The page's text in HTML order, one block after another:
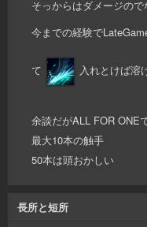
そっからはダメージの
今までの経験で
て 入れとけば溶
余談だがALL FOR ONE
最大10本の触手
50本は頭おかしい
長所と短所